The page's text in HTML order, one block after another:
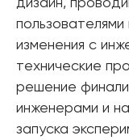
дизайн,
изменения с
технические
решение
инженерами и
запуска